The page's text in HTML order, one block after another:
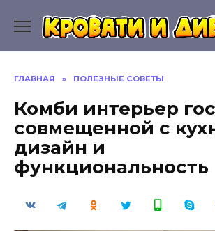
содержанию
ГЛАВНАЯ » ПОЛЕЗНЫЕ СОВЕТЫ
Комби интерьер
совмещенной с
дизайн и
функциональность